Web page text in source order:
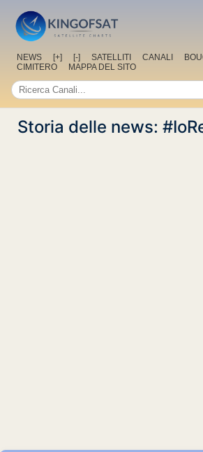
NEWS [+] [-] SATELLITI CANALI
CIMITERO
MAPPA DEL SITO
Storia delle news: